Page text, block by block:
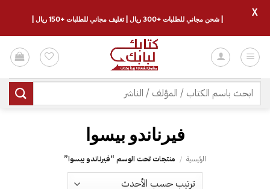
للمحتوى
البحث
عن:
فيرناندو بيسوا
الرئيسية / منتجات تحت الوسم “فيرناندو بيسوا”
| شحن مجاني للطلبات +300 ريال | تغليف مجاني للطلبات +150 ريال |
X